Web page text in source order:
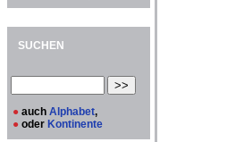
SUCHEN
●auchAlphabet,
●oder Kontinente